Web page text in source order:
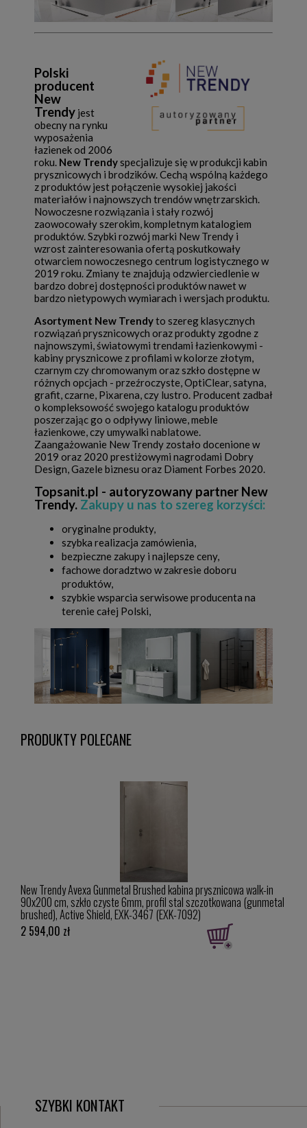
Polski
producent
New
Trendy jest
obecny na rynku
wyposażenia
łazienek od 2006
roku. New Trendyspecjalizuje się w produkcji kabin
prysznicowych i brodzików. Cechą wspólną każdego
z produktów jest połączenie wysokiej jakości
materiałów i najnowszych trendów wnętrzarskich.
Nowoczesne rozwiązania i stały rozwój
zaowocowały szerokim, kompletnym katalogiem
produktów. Szybki rozwój marki New Trendy i
wzrost zainteresowania ofertą poskutkowały
otwarciem nowoczesnego centrum logistycznego w
2019 roku. Zmiany te znajdują odzwierciedlenie w
bardzo dobrej dostępności produktów nawet w
bardzo nietypowych wymiarach i wersjach produktu.
Asortyment New Trendyto szereg klasycznych
rozwiązań prysznicowych oraz produkty zgodne z
najnowszymi, światowymi trendami łazienkowymi -
kabiny prysznicowe z profilami w kolorze złotym,
czarnym czy chromowanym oraz szkło dostępne w
różnych opcjach - przeźroczyste, OptiClear, satyna,
grafit, czarne, Pixarena, czy lustro. Producent zadbał
o kompleksowość swojego katalogu produktów
poszerzając go o odpływy liniowe, meble
łazienkowe, czy umywalki nablatowe.
Zaangażowanie New Trendy zostało docenione w
2019 oraz 2020 prestiżowymi nagrodami Dobry
Design, Gazele biznesu oraz Diament Forbes 2020.
Topsanit.pl - autoryzowany partner New
Trendy. Zakupy u nas to szereg korzyści:
oryginalne produkty,
szybka realizacja zamówienia,
bezpieczne zakupy i najlepsze ceny,
fachowe doradztwo w zakresie doboru
produktów,
szybkie wsparcia serwisowe producenta na
terenie całej Polski,
PRODUKTY POLECANE
New Trendy Avexa Gunmetal Brushed kabina prysznicowa walk-in
90x200 cm, szkło czyste 6mm, profil stal szczotkowana (gunmetal
brushed), Active Shield, EXK-3467 (EXK-7092)
2 594,00 zł
SZYBKI KONTAKT